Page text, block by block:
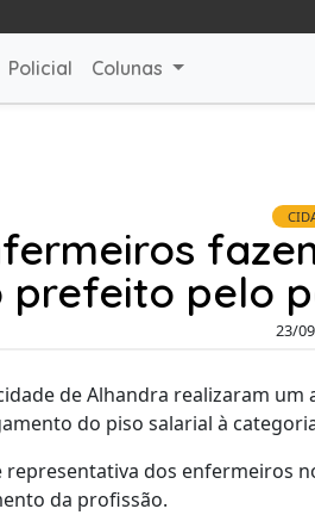
Policial Colunas
prefeito pelo
23/
de Alhandra realizaram
do piso salarial à
representativa dos enfermeiros
da profissão.